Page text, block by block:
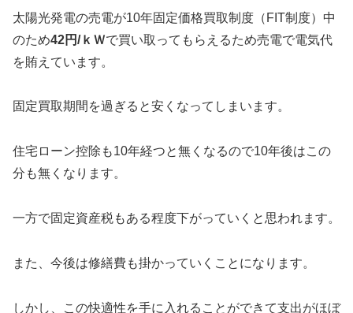
太陽光発電の売電が10年固定価格買取制度（FIT制度）中
のため42円/ｋＷで買い取ってもらえるため売電で電気代
を賄えています。
固定買取期間を過ぎると安くなってしまいます。
住宅ローン控除も10年経つと無くなるので10年後はこの
分も無くなります。
一方で固定資産税もある程度下がっていくと思われます。
また、今後は修繕費も掛かっていくことになります。
しかし、この快適性を手に入れることができて支出がほぼ